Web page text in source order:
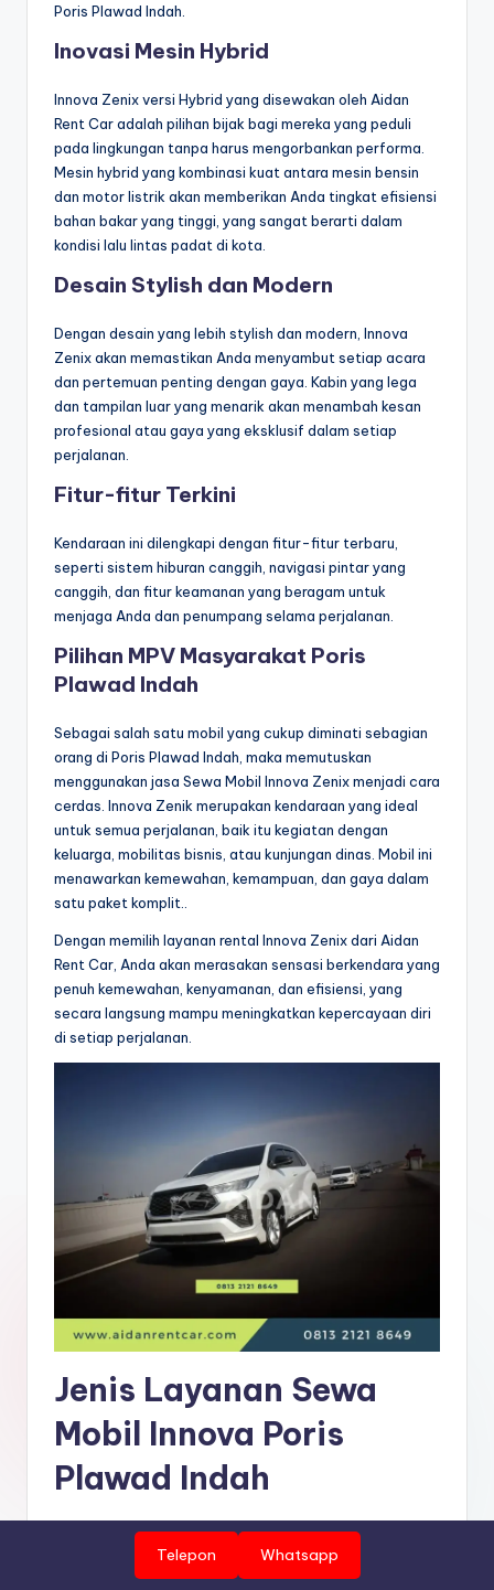
Poris Plawad Indah.
Inovasi Mesin Hybrid
Innova Zenix versi Hybrid yang disewakan oleh Aidan
Rent Car adalah pilihan bijak bagi mereka yang peduli
pada lingkungan tanpa harus mengorbankan performa.
Mesin hybrid yang kombinasi kuat antara mesin bensin
dan motor listrik akan memberikan Anda tingkat efisiensi
bahan bakar yang tinggi, yang sangat berarti dalam
kondisi lalu lintas padat di kota.
Desain Stylish dan Modern
Dengan desain yang lebih stylish dan modern, Innova
Zenix akan memastikan Anda menyambut setiap acara
dan pertemuan penting dengan gaya. Kabin yang lega
dan tampilan luar yang menarik akan menambah kesan
profesional atau gaya yang eksklusif dalam setiap
perjalanan.
Fitur-fitur Terkini
Kendaraan ini dilengkapi dengan fitur-fitur terbaru,
seperti sistem hiburan canggih, navigasi pintar yang
canggih, dan fitur keamanan yang beragam untuk
menjaga Anda dan penumpang selama perjalanan.
Pilihan MPV Masyarakat Poris
Plawad Indah
Sebagai salah satu mobil yang cukup diminati sebagian
orang di Poris Plawad Indah, maka memutuskan
menggunakan jasa Sewa Mobil Innova Zenix menjadi cara
cerdas. Innova Zenik merupakan kendaraan yang ideal
untuk semua perjalanan, baik itu kegiatan dengan
keluarga, mobilitas bisnis, atau kunjungan dinas. Mobil ini
menawarkan kemewahan, kemampuan, dan gaya dalam
satu paket komplit..
Dengan memilih layanan rental Innova Zenix dari Aidan
Rent Car, Anda akan merasakan sensasi berkendara yang
penuh kemewahan, kenyamanan, dan efisiensi, yang
secara langsung mampu meningkatkan kepercayaan diri
di setiap perjalanan.
Jenis Layanan Sewa
Mobil Innova Poris
Plawad Indah
Selaku satu dari penyedia jasarental mobil di Poris
yang mempunyai beragam konsumen,
Aidan rent car menyediakan beragam paket layanan
Telepon Whatsapp